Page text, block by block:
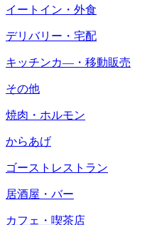
イートイン・外食
デリバリー・宅配
キッチンカ―・移動販売
その他
焼肉・ホルモン
からあげ
ゴーストレストラン
居酒屋・バー
カフェ・喫茶店